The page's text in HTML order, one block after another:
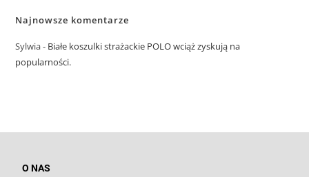
Najnowsze komentarze
Sylwia- Białe koszulki strażackie POLO wciąż zyskują na
popularności.
O NAS